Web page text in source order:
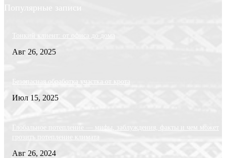
Популярные записи
Тонкий клиент: от офиса до дома
Авг 26, 2025
Безопасная обработка участка от крота
Июл 15, 2025
Глобальное потепление — мифы, заблуждения, факты и чем может
грозить потепление климата
Авг 26, 2024